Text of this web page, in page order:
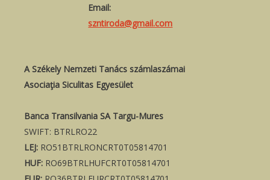
Email:
szntiroda@gmail.com
A Székely Nemzeti Tanács számlaszámai
Asociaţia Siculitas Egyesület
Banca Transilvania SA Targu-Mures
SWIFT: BTRLRO22
LEJ: RO51BTRLRONCRT0T05814701
HUF: RO69BTRLHUFCRT0T05814701